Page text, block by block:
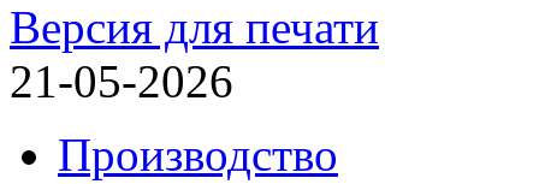
Версия для печати
21-05-2026
Производство